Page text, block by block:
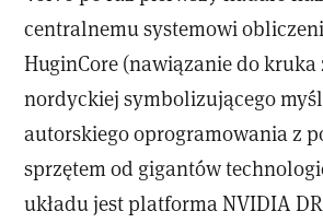
centralnemu systemowi
HuginCore (nawiązanie do
nordyckiej symbolizującego
autorskiego oprogramowania z
sprzętem od gigantów
układu jest platforma NVIDIA